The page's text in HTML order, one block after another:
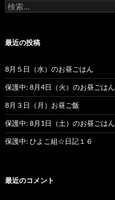
シ
ン
検
索
最近の投稿
8月５日（水）のお昼ごはん
保護中: 8月4日（火）のお昼ごはん
8月３日（月）お昼ご飯
保護中: 8月1日（土）のお昼ごはん
保護中: ひよこ組☆日記１６
最近のコメント